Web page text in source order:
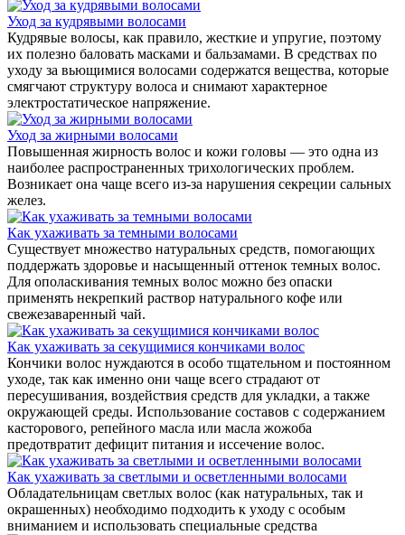
Уход за кудрявыми волосами
Кудрявые волосы, как правило, жесткие и упругие, поэтому
их полезно баловать масками и бальзамами. В средствах по
уходу за вьющимися волосами содержатся вещества, которые
смягчают структуру волоса и снимают характерное
электростатическое напряжение.
Уход за жирными волосами
Повышенная жирность волос и кожи головы — это одна из
наиболее распространенных трихологических проблем.
Возникает она чаще всего из-за нарушения секреции сальных
желез.
Как ухаживать за темными волосами
Существует множество натуральных средств, помогающих
поддержать здоровье и насыщенный оттенок темных волос.
Для ополаскивания темных волос можно без опаски
применять некрепкий раствор натурального кофе или
свежезаваренный чай.
Как ухаживать за секущимися кончиками волос
Кончики волос нуждаются в особо тщательном и постоянном
уходе, так как именно они чаще всего страдают от
пересушивания, воздействия средств для укладки, а также
окружающей среды. Использование составов с содержанием
касторового, репейного масла или масла жожоба
предотвратит дефицит питания и иссечение волос.
Как ухаживать за светлыми и осветленными волосами
Обладательницам светлых волос (как натуральных, так и
окрашенных) необходимо подходить к уходу с особым
вниманием и использовать специальные средства